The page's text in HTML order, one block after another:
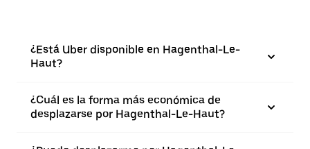
¿Está Uber disponible en Hagenthal-Le-
Haut?
¿Cuál es la forma más económica de
desplazarse por Hagenthal-Le-Haut?